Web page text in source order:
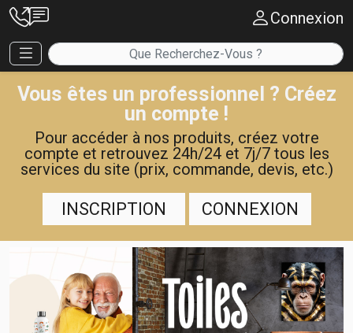
Connexion
Vous êtes un professionnel ? Créez
un compte !
Pour accéder à nos produits, créez votre
compte et retrouvez 24h/24 et 7j/7 tous les
services du site (prix, commande, devis, etc.)
INSCRIPTION CONNEXION